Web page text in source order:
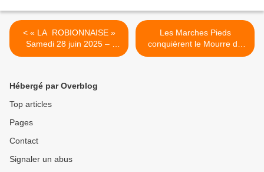
< « LA ROBIONNAISE »
Samedi 28 juin 2025 –
Chantier du bassin de Petit
Les Marches Pieds
conquièrent le Mourre de
Chanier : une journée
Hébergé par Overblog
Top articles
Pages
Contact
Signaler un abus